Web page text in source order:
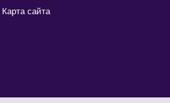
Карта сайта